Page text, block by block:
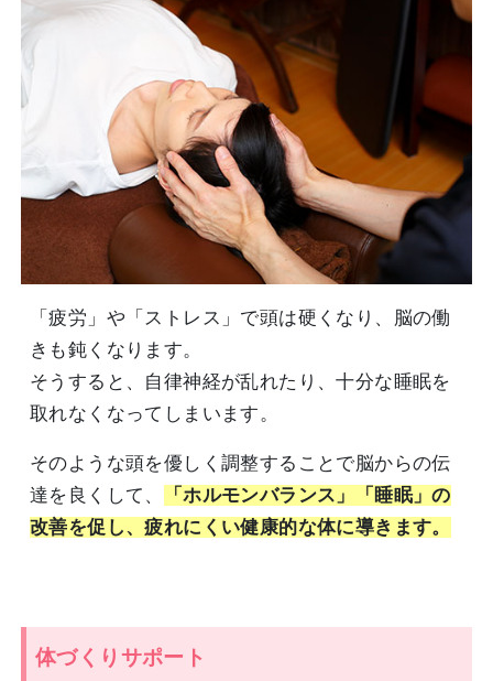
「疲労」や「ストレス」で頭は硬くなり、脳の働
きも鈍くなります。
そうすると、自律神経が乱れたり、十分な睡眠を
取れなくなってしまいます。
そのような頭を優しく調整することで脳からの伝
達を良くして、
「ホルモンバランス」「睡眠」の
改善を促し、疲れにくい健康的な体に導きます。
体づくりサポート